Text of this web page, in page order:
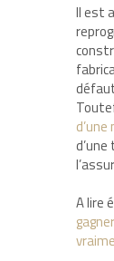
Il est
A lire